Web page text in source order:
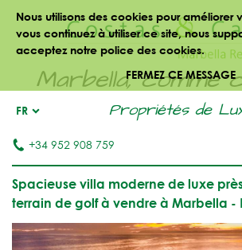
Nous utilisons des cookies pour améliorer
vous continuez à utiliser ce site, nous
acceptez notre police des cookies.
FERMEZ CE MESSAGE
Marbella, comme
Propriétés de
FR
+34 952 908 759
Spacieuse villa moderne de luxe
terrain de golf à vendre à Marbella -